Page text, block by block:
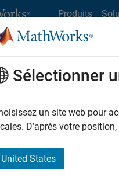
Produits
chez
nos opportunités Adresses
Sélectionner
un site web pour
D’après votre
United States